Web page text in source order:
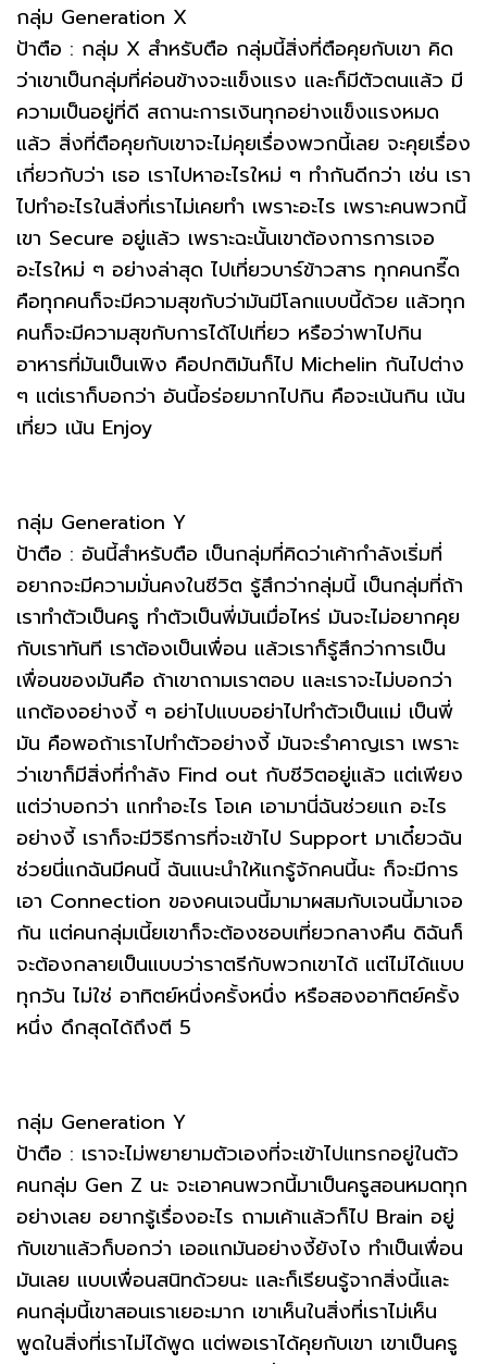
กลุ่ม Generation X
ป้าตือ : กลุ่ม X สำหรับตือ กลุ่มนี้สิ่งที่ตือคุยกับเขา คิด
ว่าเขาเป็นกลุ่มที่ค่อนข้างจะแข็งแรง และก็มีตัวตนแล้ว มี
ความเป็นอยู่ที่ดี สถานะการเงินทุกอย่างแข็งแรงหมด
แล้ว สิ่งที่ตือคุยกับเขาจะไม่คุยเรื่องพวกนี้เลย จะคุยเรื่อง
เกี่ยวกับว่า เธอ เราไปหาอะไรใหม่ ๆ ทำกันดีกว่า เช่น เรา
ไปทำอะไรในสิ่งที่เราไม่เคยทำ เพราะอะไร เพราะคนพวกนี้
เขา Secure อยู่แล้ว เพราะฉะนั้นเขาต้องการการเจอ
อะไรใหม่ ๆ อย่างล่าสุด ไปเที่ยวบาร์ข้าวสาร ทุกคนกรี๊ด
คือทุกคนก็จะมีความสุขกับว่ามันมีโลกแบบนี้ด้วย แล้วทุก
คนก็จะมีความสุขกับการได้ไปเที่ยว หรือว่าพาไปกิน
อาหารที่มันเป็นเพิง คือปกติมันก็ไป Michelin กันไปต่าง
ๆ แต่เราก็บอกว่า อันนี้อร่อยมากไปกิน คือจะเน้นกิน เน้น
เที่ยว เน้น Enjoy
กลุ่ม Generation Y
ป้าตือ : อันนี้สำหรับตือ เป็นกลุ่มที่คิดว่าเค้ากำลังเริ่มที่
อยากจะมีความมั่นคงในชีวิต รู้สึกว่ากลุ่มนี้ เป็นกลุ่มที่ถ้า
เราทำตัวเป็นครู ทำตัวเป็นพี่มันเมื่อไหร่ มันจะไม่อยากคุย
กับเราทันที เราต้องเป็นเพื่อน แล้วเราก็รู้สึกว่าการเป็น
เพื่อนของมันคือ ถ้าเขาถามเราตอบ และเราจะไม่บอกว่า
แกต้องอย่างงี้ ๆ อย่าไปแบบอย่าไปทำตัวเป็นแม่ เป็นพี่
มัน คือพอถ้าเราไปทำตัวอย่างงี้ มันจะรำคาญเรา เพราะ
ว่าเขาก็มีสิ่งที่กำลัง Find out กับชีวิตอยู่แล้ว แต่เพียง
แต่ว่าบอกว่า แกทำอะไร โอเค เอามานี่ฉันช่วยแก อะไร
อย่างงี้ เราก็จะมีวิธีการที่จะเข้าไป Support มาเดี๋ยวฉัน
ช่วยนี่แกฉันมีคนนี้ ฉันแนะนำให้แกรู้จักคนนี้นะ ก็จะมีการ
เอา Connection ของคนเจนนี้มามาผสมกับเจนนี้มาเจอ
กัน แต่คนกลุ่มเนี้ยเขาก็จะต้องชอบเที่ยวกลางคืน ดิฉันก็
จะต้องกลายเป็นแบบว่าราตรีกับพวกเขาได้ แต่ไม่ได้แบบ
ทุกวัน ไม่ใช่ อาทิตย์หนึ่งครั้งหนึ่ง หรือสองอาทิตย์ครั้ง
หนึ่ง ดึกสุดได้ถึงตี 5
กลุ่ม Generation Y
ป้าตือ : เราจะไม่พยายามตัวเองที่จะเข้าไปแทรกอยู่ในตัว
คนกลุ่ม Gen Z นะ จะเอาคนพวกนี้มาเป็นครูสอนหมดทุก
อย่างเลย อยากรู้เรื่องอะไร ถามเค้าแล้วก็ไป Brain อยู่
กับเขาแล้วก็บอกว่า เออแกมันอย่างงี้ยังไง ทำเป็นเพื่อน
มันเลย แบบเพื่อนสนิทด้วยนะ และก็เรียนรู้จากสิ่งนี้และ
คนกลุ่มนี้เขาสอนเราเยอะมาก เขาเห็นในสิ่งที่เราไม่เห็น
พูดในสิ่งที่เราไม่ได้พูด แต่พอเราได้คุยกับเขา เขาเป็นครู